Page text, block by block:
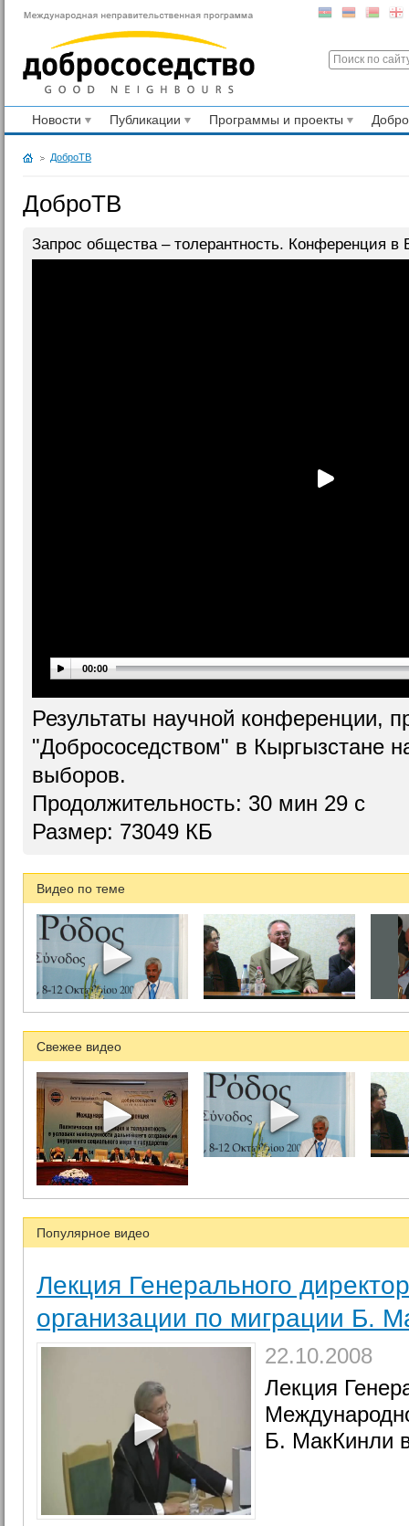
Новости Публикации Программы и проекты
ДоброТВ
ДоброТВ
Запрос общества – толерантность. Конференция в
00:00
Результаты научной конференции,
"Добрососедством" в Кыргызстане
выборов.
Продолжительность: 30 мин 29 c
Размер: 73049 КБ
Видео по теме
Свежее видео
Популярное видео
Лекция Генерального
организации по миграции Б.
22.10.2008
Лекция
Б. МакКинли